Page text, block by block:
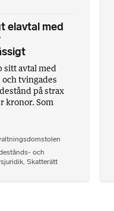
elavtal med
sitt avtal med
tvingades
på strax
kronor. Som
och
, Skatterätt